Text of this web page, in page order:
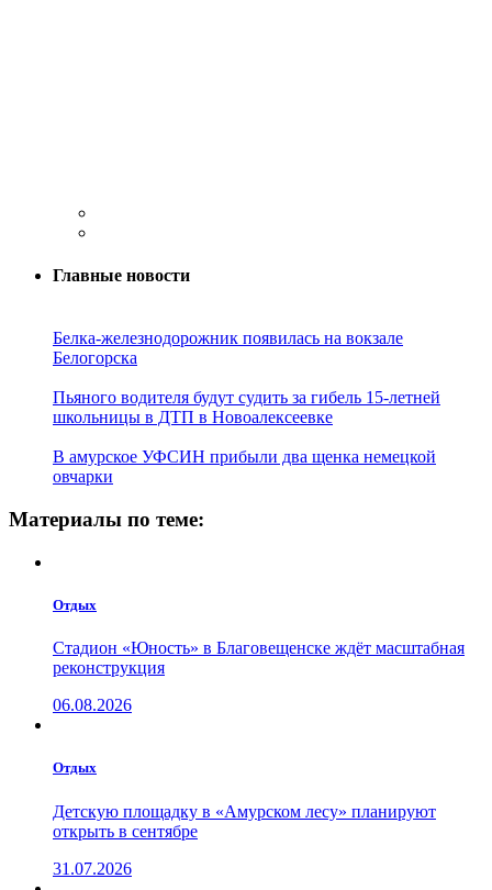
Главные новости
Белка-железнодорожник появилась на вокзале
Белогорска
Пьяного водителя будут судить за гибель 15-летней
школьницы в ДТП в Новоалексеевке
В амурское УФСИН прибыли два щенка немецкой
овчарки
Материалы по теме:
Отдых
Стадион «Юность» в Благовещенске ждёт масштабная
реконструкция
06.08.2026
Отдых
Детскую площадку в «Амурском лесу» планируют
открыть в сентябре
31.07.2026